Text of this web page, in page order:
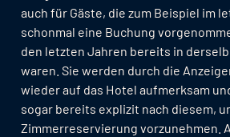
auch für Gäste, die zum Beispiel im
schonmal eine Buchung
den letzten Jahren bereits in
waren. Sie werden durch die
wieder auf das Hotel aufmerksam
sogar bereits explizit nach diesem,
Zimmerreservierung vorzunehmen.